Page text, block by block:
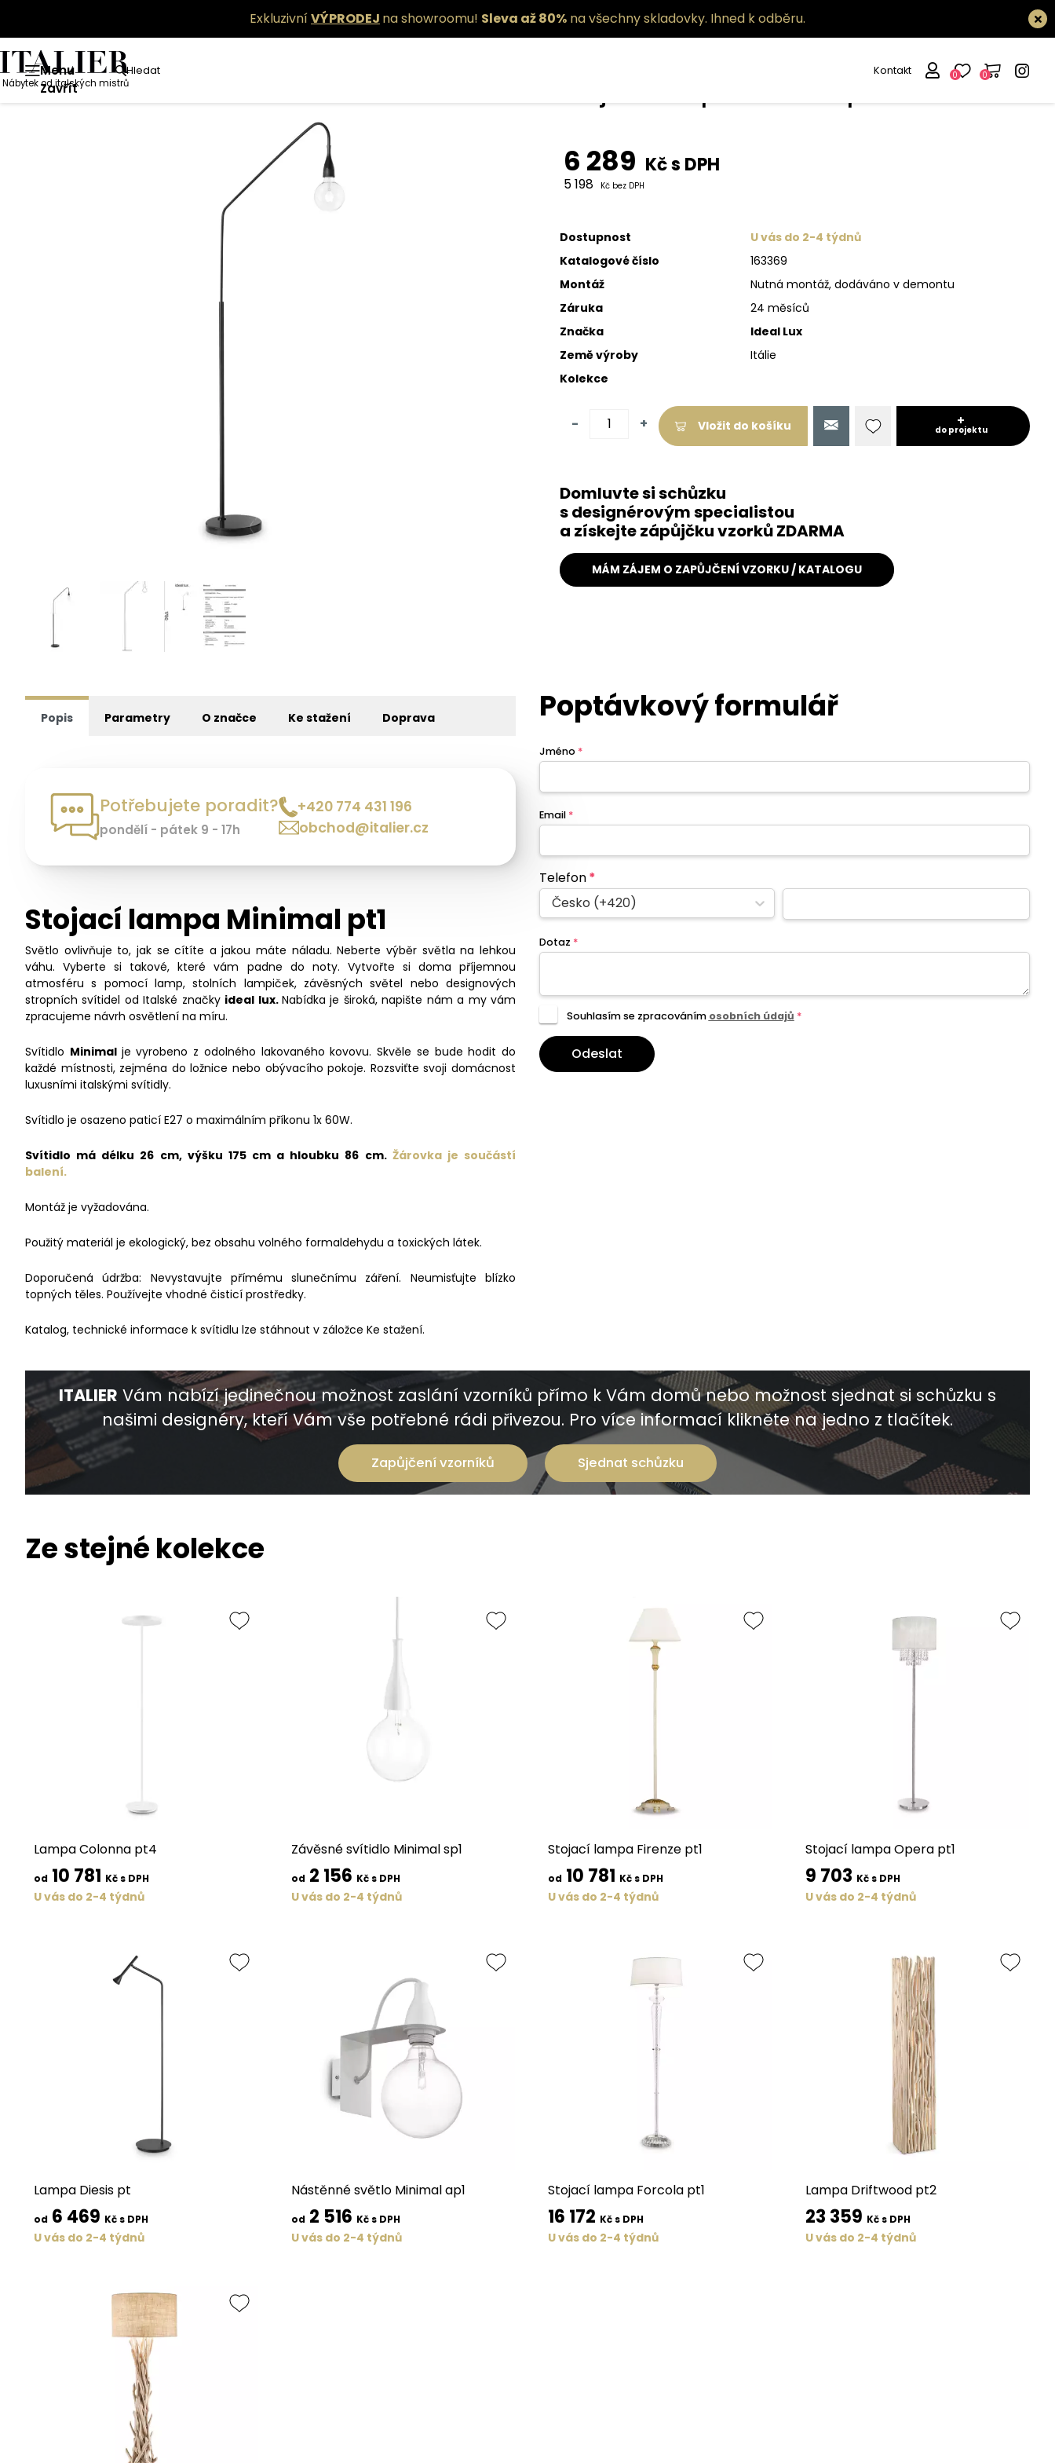
ExkluzivníVÝPRODEJ na showroomu! Sleva až 80% na všechny skladovky. Ihned k odběru.
Menu
Zavřít
Hledat
Nábytek od italských mistrů
Kontakt 0 0
6 289 Kč s DPH
5 198 Kč bez DPH
Dostupnost
U vás do 2-4 týdnů
Katalogové číslo
163369
Montáž
Nutná montáž, dodáváno v demontu
Záruka
24 měsíců
Značka
Ideal Lux
Země výroby
Itálie
Kolekce
- + Vložit do košíku do projektu
Domluvte si schůzku
s designérovým specialistou
a získejte zápůjčku vzorků ZDARMA
MÁM ZÁJEM O ZAPŮJČENÍ VZORKU / KATALOGU
Popis Parametry O značce Ke stažení Doprava
Potřebujete poradit?
pondělí - pátek 9 - 17h
+420 774 431 196
obchod@italier.cz
Stojací lampa Minimal pt1
Světlo ovlivňuje to, jak se cítíte a jakou máte náladu. Neberte výběr světla na lehkou
váhu. Vyberte si takové, které vám padne do noty. Vytvořte si doma příjemnou
atmosféru s pomocí lamp, stolních lampiček, závěsných světel nebo designových
stropních svítidel od Italské značky ideal lux.Nabídka je široká, napište nám a my vám
zpracujeme návrh osvětlení na míru.
Svítidlo Minimal je vyrobeno z odolného lakovaného kovovu. Skvěle se bude hodit do
každé místnosti, zejména do ložnice nebo obývacího pokoje. Rozsviťte svoji domácnost
luxusními italskými svítidly.
Svítidlo je osazeno paticí E27 o maximálním příkonu 1x 60W.
Svítidlo má délku 26 cm, výšku 175 cm a hloubku 86 cm. Žárovka je součástí
balení.
Montáž je vyžadována.
Použitý materiál je ekologický, bez obsahu volného formaldehydu a toxických látek.
Doporučená údržba: Nevystavujte přímému slunečnímu záření. Neumisťujte blízko
topných těles. Používejte vhodné čisticí prostředky.
Katalog, technické informace k svítidlu lze stáhnout v záložce Ke stažení.
Poptávkový formulář
Jméno *
Email *
Telefon*
Česko (+420)
Dotaz *
Souhlasím se zpracováním osobních údajů *
Odeslat
ITALIER Vám nabízí jedinečnou možnost zaslání vzorníků přímo k Vám domů nebo možnost sjednat si schůzku s
našimi designéry, kteří Vám vše potřebné rádi přivezou. Pro více informací klikněte na jedno z tlačítek.
Zapůjčení vzorníků Sjednat schůzku
Ze stejné kolekce
Lampa Colonna pt4
od 10 781 Kč s DPH
U vás do 2-4 týdnů
Závěsné svítidlo Minimal sp1
od 2 156 Kč s DPH
U vás do 2-4 týdnů
Stojací lampa Firenze pt1
od 10 781 Kč s DPH
U vás do 2-4 týdnů
Stojací lampa Opera pt1
9 703 Kč s DPH
U vás do 2-4 týdnů
Lampa Diesis pt
od 6 469 Kč s DPH
U vás do 2-4 týdnů
Nástěnné světlo Minimal ap1
od 2 516 Kč s DPH
U vás do 2-4 týdnů
Stojací lampa Forcola pt1
16 172 Kč s DPH
U vás do 2-4 týdnů
Lampa Driftwood pt2
23 359 Kč s DPH
U vás do 2-4 týdnů